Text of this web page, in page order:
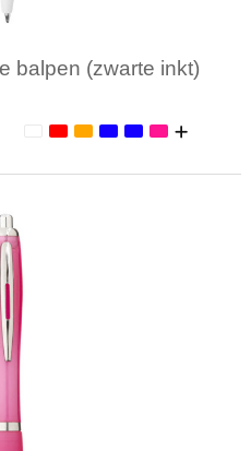
balpen (zwarte inkt)
1